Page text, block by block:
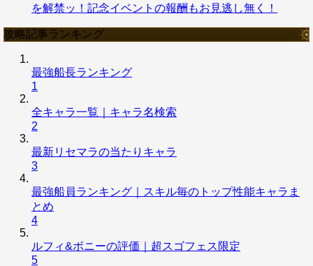
を解禁ッ！記念イベントの報酬もお見逃し無く！
攻略記事ランキング
最強船長ランキング
1
全キャラ一覧｜キャラ名検索
2
最新リセマラの当たりキャラ
3
最強船員ランキング｜スキル毎のトップ性能キャラま
とめ
4
ルフィ&ボニーの評価｜超スゴフェス限定
5